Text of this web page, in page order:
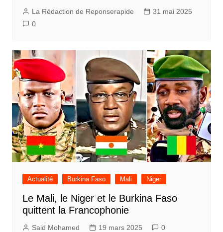
La Rédaction de Reponserapide
31 mai 2025
0
Actualité Burkina Faso Mali Niger
Le Mali, le Niger et le Burkina Faso
quittent la Francophonie
Said Mohamed 19 mars 2025 0